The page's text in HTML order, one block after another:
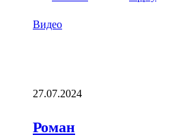
Видео
27.07.2024
Роман